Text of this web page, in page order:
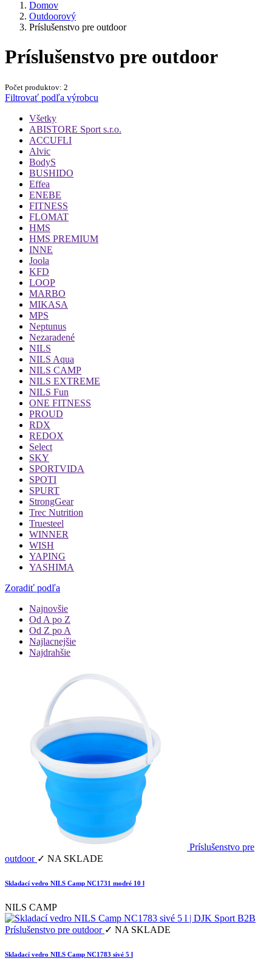
Domov
Outdoorový
Príslušenstvo pre outdoor
Príslušenstvo pre outdoor
Počet produktov: 2
Filtrovať podľa výrobcu
Všetky
ABISTORE Sport s.r.o.
ACCUFLI
Alvic
BodyS
BUSHIDO
Effea
ENEBE
FITNESS
FLOMAT
HMS
HMS PREMIUM
INNE
Joola
KFD
LOOP
MARBO
MIKASA
MPS
Neptunus
Nezaradené
NILS
NILS Aqua
NILS CAMP
NILS EXTREME
NILS Fun
ONE FITNESS
PROUD
RDX
REDOX
Select
SKY
SPORTVIDA
SPOTI
SPURT
StrongGear
Trec Nutrition
Truesteel
WINNER
WISH
YAPING
YASHIMA
Zoradiť podľa
Najnovšie
Od A po Z
Od Z po A
Najlacnejšie
Najdrahšie
Príslušenstvo pre
outdoor ✓ NA SKLADE
Skladací vedro NILS Camp NC1731 modré 10 l
NILS CAMP
Príslušenstvo pre outdoor ✓ NA SKLADE
Skladací vedro NILS Camp NC1783 sivé 5 l